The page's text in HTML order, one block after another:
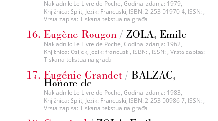
Nakladnik: Le Livre de Poche, Godina izdanja: 1979,
Knjižnica: Split, Jezik: Francuski, ISBN: 2-253-01970-4, ISSN: ,
Vrsta zapisa: Tiskana tekstualna građa
Eugène Rougon / ZOLA, Emile
Nakladnik: Le Livre de Poche, Godina izdanja: 1962,
Knjižnica: Osijek, Jezik: francuski, ISBN: , ISSN: , Vrsta zapisa:
Tiskana tekstualna građa
Eugénie Grandet / BALZAC,
Honore de
Nakladnik: Le Livre de Poche, Godina izdanja: 1983,
Knjižnica: Split, Jezik: Francuski, ISBN: 2-253-00986-7, ISSN: ,
Vrsta zapisa: Tiskana tekstualna građa